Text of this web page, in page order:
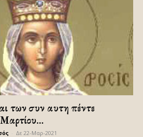
των συν αυτη πέντε
Δε 22-Μαρ-2021